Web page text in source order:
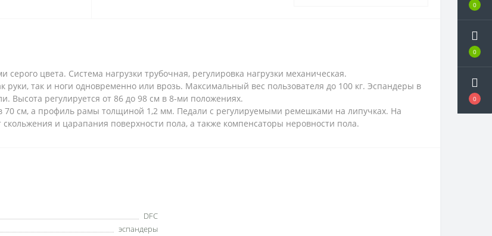
0
0
0
цвета. Система нагрузки трубочная, регулировка нагрузки механическая.
руки, так и ноги одновременно или врозь. Максимальный вес пользователя до 100 кг. Эспандеры в
Высота регулируется от 86 до 98 см в 8-ми положениях.
70 см, а профиль рамы толщиной 1,2 мм. Педали с регулируемыми ремешками на липучках. На
и царапания поверхности пола, а также компенсаторы неровности пола.
DFC
эспандеры